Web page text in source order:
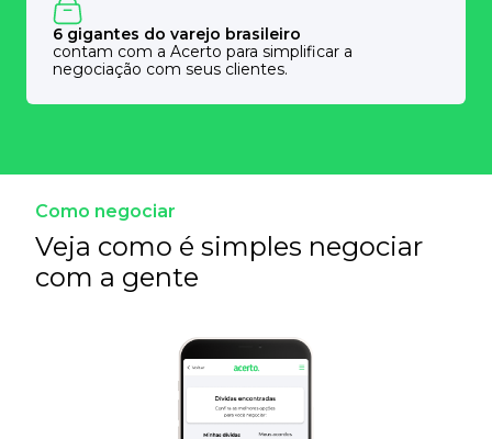
6 gigantes do varejo brasileiro
contam com a Acerto para simplificar a
negociação com seus clientes.
Como negociar
Veja como é simples negociar
com a gente